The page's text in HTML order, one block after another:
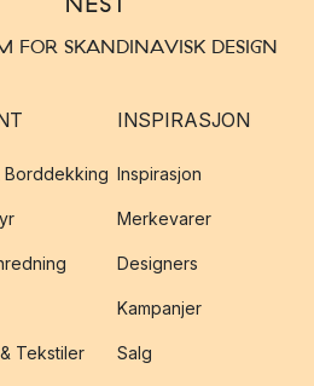
FOR SKANDINAVISK DESIGN
Borddekking
Tekstiler
INSPIRASJON
Inspirasjon
Merkevarer
Designers
Kampanjer
Salg